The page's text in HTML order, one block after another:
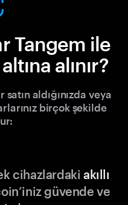
Tangem ile
alınır?
aldığınızda veya
birçok şekilde
cihazlardakiakıllı
güvende ve